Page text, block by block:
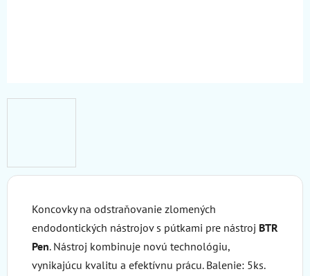
Koncovky na odstraňovanie zlomených
endodontických nástrojov s pútkami pre nástroj BTR
Pen. Nástroj kombinuje novú technológiu,
vynikajúcu kvalitu a efektívnu prácu. Balenie: 5ks.